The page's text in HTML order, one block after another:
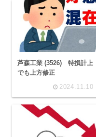
芦森工業 (3526) 特損計上
でも上方修正
2024.11.10